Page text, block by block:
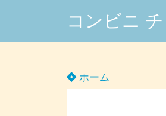
コンビニ
ホーム